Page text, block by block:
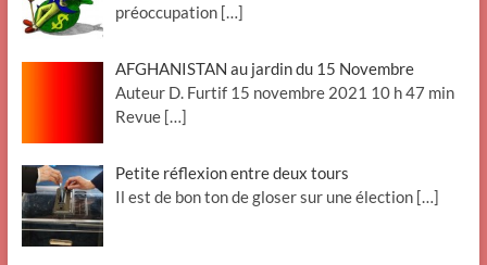
préoccupation […]
AFGHANISTAN au jardin du 15 Novembre
Auteur D. Furtif 15 novembre 2021 10 h 47 min
Revue […]
Petite réflexion entre deux tours
Il est de bon ton de gloser sur une élection […]